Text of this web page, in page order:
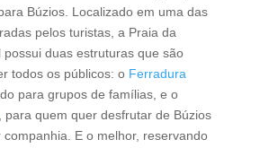
Búzios. Localizado em uma das
pelos turistas, a Praia da
duas estruturas que são
todos os públicos: o Ferradura
para grupos de famílias, e o
para quem quer desfrutar de Búzios
E o melhor, reservando